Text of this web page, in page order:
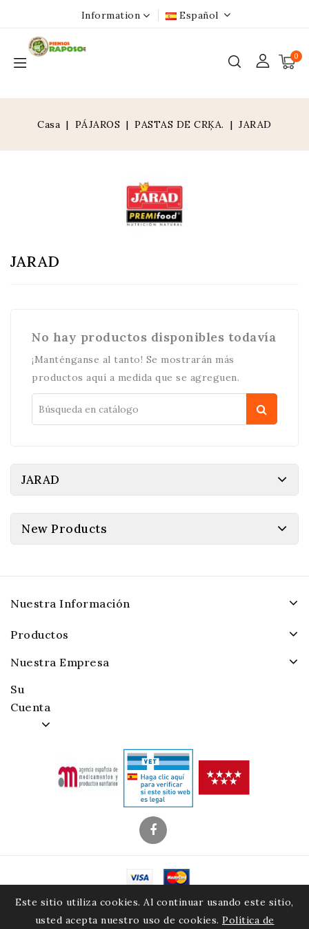
Information Español
0
Casa PÁJAROS PASTAS DE CRĶA. JARAD
JARAD
No hay productos disponibles todavía
¡Manténganse al tanto! Se mostrarán más
productos aquí a medida que se agreguen.
JARAD
New Products
Nuestra Información
Productos
Nuestra Empresa
Su
Cuenta
Este sitio utiliza cookies. Al continuar usando este sitio,
usted acepta nuestro uso de cookies. Política de
© 2026 - Alamacenes Piensos Raposo. S.A.